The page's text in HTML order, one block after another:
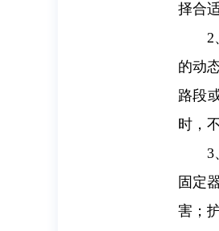
择合
2
的动
路段
时，
3
固定
害；